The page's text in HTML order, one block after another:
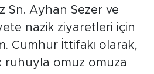
Sn. Ayhan Sezer ve
nazik ziyaretleri için
Cumhur İttifakı olarak,
ruhuyla omuz omuza